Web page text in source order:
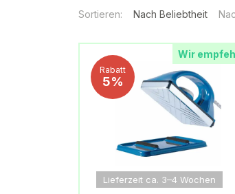
Sortieren: Nach Beliebtheit
Wir
Rabatt
5%
Lieferzeit ca. 3–4 Wochen